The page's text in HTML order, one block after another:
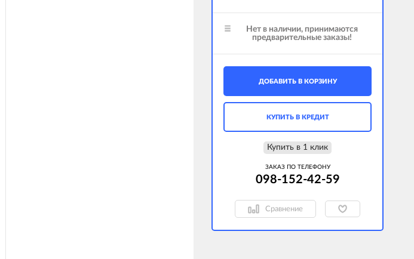
Нет в наличии, принимаются
предварительные заказы!
ДОБАВИТЬ В КОРЗИНУ
КУПИТЬ В КРЕДИТ
Купить в 1 клик
ЗАКАЗ ПО ТЕЛЕФОНУ
098-152-42-59
Сравнение